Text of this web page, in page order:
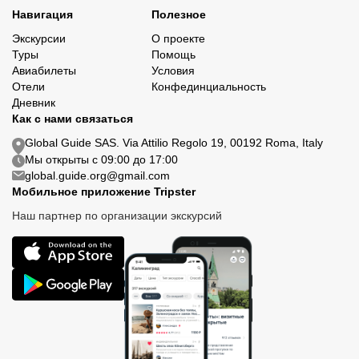
Навигация
Экскурсии
Туры
Авиабилеты
Отели
Дневник
Полезное
О проекте
Помощь
Условия
Конфединциальность
Как с нами связаться
Global Guide SAS. Via Attilio Regolo 19, 00192 Roma, Italy
Мы открыты с 09:00 до 17:00
global.guide.org@gmail.com
Мобильное приложение Tripster
Наш партнер по организации экскурсий